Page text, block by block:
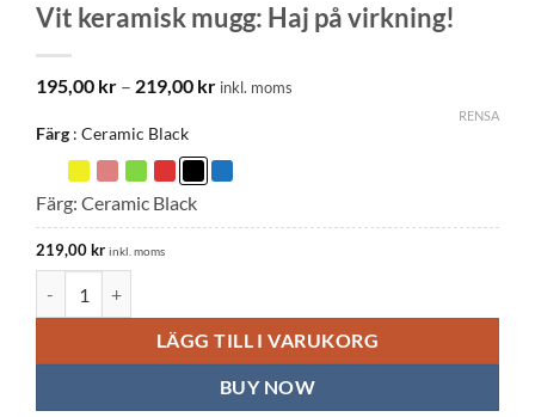
Vit keramisk mugg: Haj på virkning!
195,00 kr – 219,00 krPrisintervall:
inkl. moms
Färg Ceramic Black
RENSA
Färg: Ceramic Black
219,00kr inkl. moms
LÄGG TILL I VARUKORG
BUY NOW